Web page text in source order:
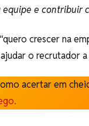
e contribuir
crescer na
o recrutador
acertar em